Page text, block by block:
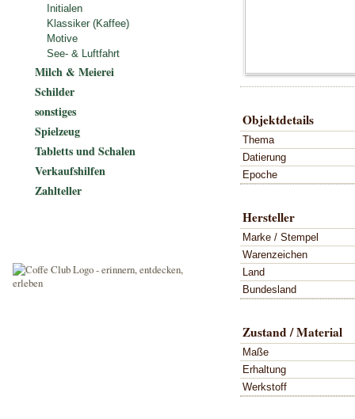
Objektdetails
Thema
Datierung
Epoche
Hersteller
Marke / Stempel
Warenzeichen
Land
Bundesland
Zustand / Material
Maße
Erhaltung
Werkstoff
Initialen
Klassiker (Kaffee)
Motive
See- & Luftfahrt
Milch & Meierei
Schilder
sonstiges
Spielzeug
Tabletts und Schalen
Verkaufshilfen
Zahlteller